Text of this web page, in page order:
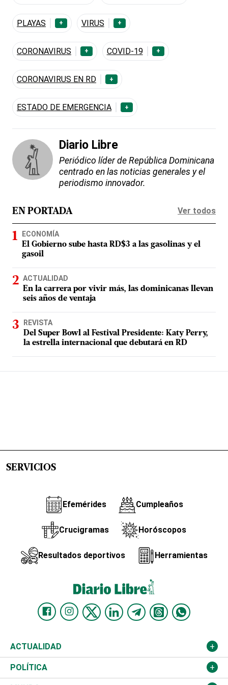
PLAYAS + VIRUS +
CORONAVIRUS + COVID-19 +
CORONAVIRUS EN RD +
ESTADO DE EMERGENCIA +
Diario Libre
Periódico líder de República Dominicana
centrado en las noticias generales y el
periodismo innovador.
EN PORTADA Ver todos
ECONOMÍA
El Gobierno sube hasta RD$3 a las gasolinas y el
gasoil
ACTUALIDAD
En la carrera por vivir más, las dominicanas llevan
seis años de ventaja
REVISTA
Del Super Bowl al Festival Presidente: Katy Perry,
la estrella internacional que debutará en RD
SERVICIOS
Efemérides Cumpleaños
Crucigramas Horóscopos
Resultados deportivos Herramientas
ACTUALIDAD
Nacional
POLÍTICA